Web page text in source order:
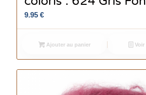
9.95 €
Ajouter au panier Voir